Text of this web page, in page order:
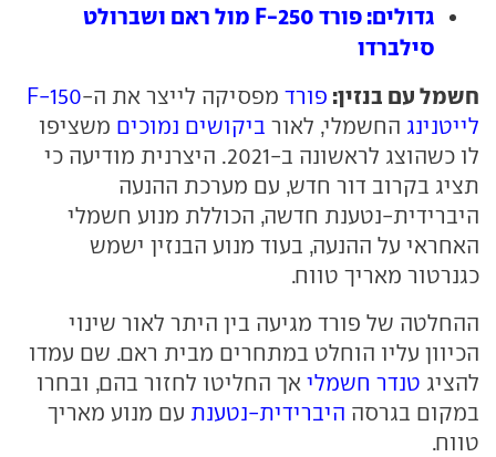
גדולים: פורד F-250 מול ראם ושברולט
סילברדו
חשמל עם בנזין: פורד מפסיקה לייצר את ה-F-150
לייטנינג החשמלי, לאור ביקושים נמוכים משציפו
לו כשהוצג לראשונה ב-2021. היצרנית מודיעה כי
תציג בקרוב דור חדש, עם מערכת ההנעה
היברידית-נטענת חדשה, הכוללת מנוע חשמלי
האחראי על ההנעה, בעוד מנוע הבנזין ישמש
כגנרטור מאריך טווח.
ההחלטה של פורד מגיעה בין היתר לאור שינוי
הכיוון עליו הוחלט במתחרים מבית ראם. שם עמדו
להציג טנדר חשמלי אך החליטו לחזור בהם, ובחרו
במקום בגרסה היברידית-נטענת עם מנוע מאריך
טווח.